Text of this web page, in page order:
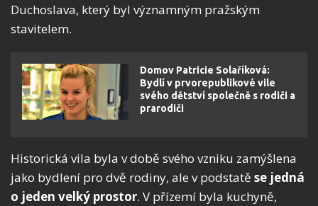
Duchoslava, který byl významným pražským
stavitelem.
Domov Patricie Solaříková:
Bydlí v prvorepublikové vile
svého dětství společně s rodiči a
prarodiči
Historická vila byla v době svého vzniku zamýšlena
jako bydlení pro dvě rodiny, ale v podstatě se jedná
o jeden velký prostor. V přízemí byla kuchyně,